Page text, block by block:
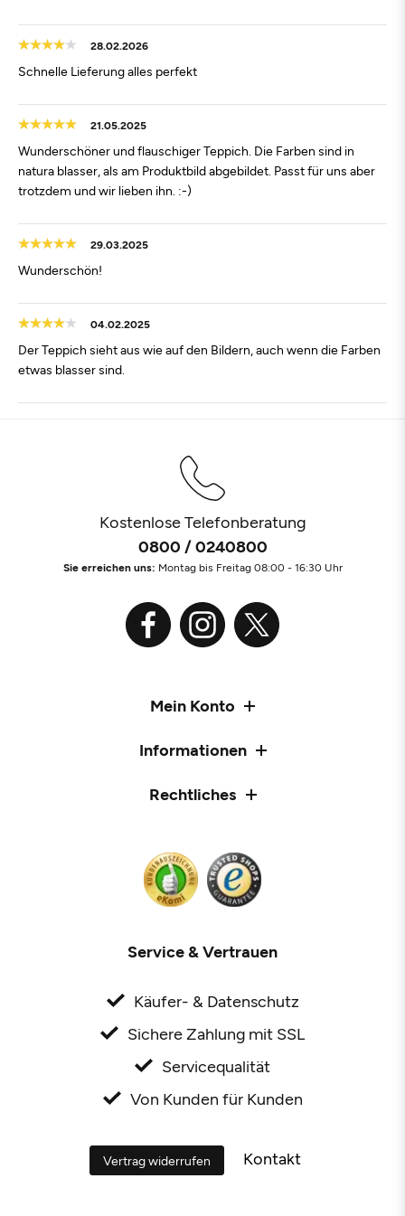
28.02.2026
Schnelle Lieferung alles perfekt
21.05.2025
Wunderschöner und flauschiger Teppich. Die Farben sind in
natura blasser, als am Produktbild abgebildet. Passt für uns aber
trotzdem und wir lieben ihn. :-)
29.03.2025
Wunderschön!
04.02.2025
Der Teppich sieht aus wie auf den Bildern, auch wenn die Farben
etwas blasser sind.
Kostenlose Telefonberatung
0800 / 0240800
Sie erreichen uns: Montag bis Freitag 08:00 - 16:30 Uhr
Mein Konto
Informationen
Rechtliches
Service & Vertrauen
Käufer- & Datenschutz
Sichere Zahlung mit SSL
Servicequalität
Von Kunden für Kunden
Vertrag widerrufen Kontakt